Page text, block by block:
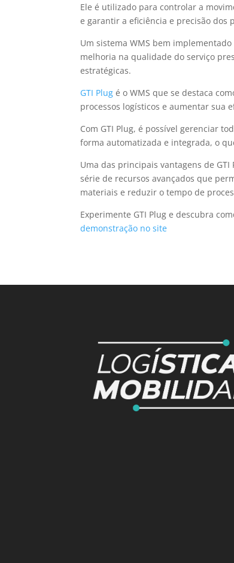
Ele é utilizado para controlar a
e garantir a eficiência e precisão dos
Um sistema WMS bem
melhoria na qualidade do serviço
estratégicas.
GTI Plug é o WMS que se destaca
processos logísticos e aumentar sua
Com GTI Plug, é possível gerenciar
forma automatizada e integrada, o
Uma das principais vantagens de
série de recursos avançados que
materiais e reduzir o tempo de
Experimente GTI Plug e descubra
demonstração no site